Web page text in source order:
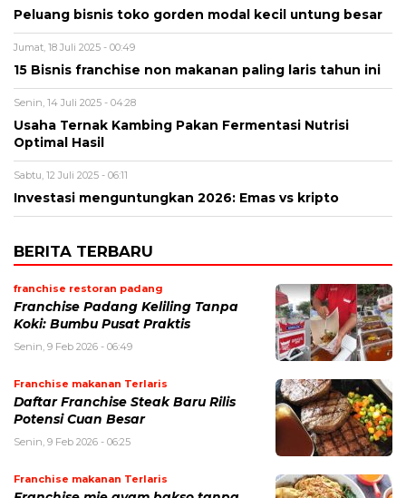
Peluang bisnis toko gorden modal kecil untung besar
Jumat, 18 Juli 2025 - 00:49
15 Bisnis franchise non makanan paling laris tahun ini
Senin, 14 Juli 2025 - 04:28
Usaha Ternak Kambing Pakan Fermentasi Nutrisi
Optimal Hasil
Sabtu, 12 Juli 2025 - 06:11
Investasi menguntungkan 2026: Emas vs kripto
BERITA TERBARU
franchise restoran padang
Franchise Padang Keliling Tanpa
Koki: Bumbu Pusat Praktis
Senin, 9 Feb 2026 - 06:49
Franchise makanan Terlaris
Daftar Franchise Steak Baru Rilis
Potensi Cuan Besar
Senin, 9 Feb 2026 - 06:25
Franchise makanan Terlaris